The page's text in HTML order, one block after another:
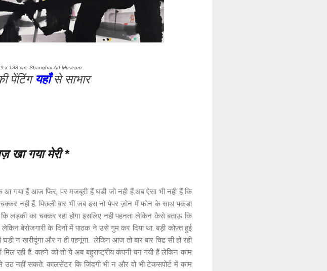
x 138 cm, Shanghai Art Museum.
पेंटिंगयहाँसे साभार
खा गया मेरी *
हैं आज फिर, पर मजबूरी हैं घडी जो नही हैं.अब ऐसा भी नही हैं कि
नही हैं. पिछली बार भी जब इस नो पेपर ज़ोन में फोन के साथ पकड़ा
लड़की का चक्कर रहा होगा इसलिए नही पहनता लेकिन कैसे बताऊ कि
बेरोजगारी के दिनों में पाठक ने उसे गुम कर दिया था. बड़ी कोफ़्त हुई
न खरीदूंगा और न ही पहनूंगा. लेकिन आज तो बार बार चिढ सी हो रही
रही हैं. कहने को तो ये अब बहुराष्ट्रीय कंपनी बन गयी हैं लेकिन काम
नहीं सकते. कालसेंटर कि जिंदगी भी न और वो भी टेकसपोर्ट में काम